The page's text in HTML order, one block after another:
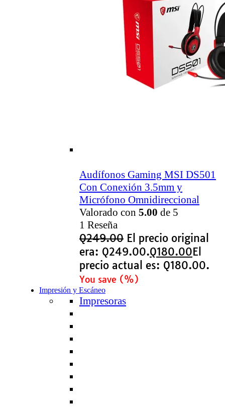
Audífonos Gaming MSI DS501
Con Conexión 3.5mm y
Micrófono Omnidireccional
Valorado con 5.00 de 5
1 Reseña
Q249.00 El precio original
era: Q249.00.Q180.00El
precio actual es: Q180.00.
You save (%)
Impresión y Escáneo
Impresoras